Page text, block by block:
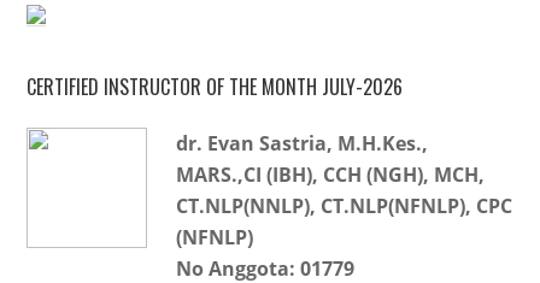
CERTIFIED INSTRUCTOR OF THE MONTH JULY-2026
dr. Evan Sastria, M.H.Kes.,
MARS.,CI (IBH), CCH (NGH), MCH,
CT.NLP(NNLP), CT.NLP(NFNLP), CPC
(NFNLP)
No Anggota: 01779